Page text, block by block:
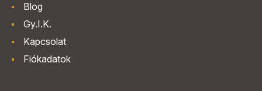
Blog
Gy.I.K.
Kapcsolat
Fiókadatok